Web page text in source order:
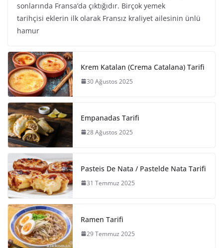
sonlarında Fransa’da çıktığıdır. Birçok yemek
tarihçisi eklerin ilk olarak Fransız kraliyet ailesinin ünlü
hamur
Krem Katalan (Crema Catalana) Tarifi
30 Ağustos 2025
Empanadas Tarifi
28 Ağustos 2025
Pasteis De Nata / Pastelde Nata Tarifi
31 Temmuz 2025
Ramen Tarifi
29 Temmuz 2025